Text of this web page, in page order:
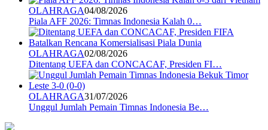
OLAHRAGA04/08/2026
Piala AFF 2026: Timnas Indonesia Kalah 0…
OLAHRAGA02/08/2026
Ditentang UEFA dan CONCACAF, Presiden FI…
OLAHRAGA31/07/2026
Unggul Jumlah Pemain Timnas Indonesia Be…